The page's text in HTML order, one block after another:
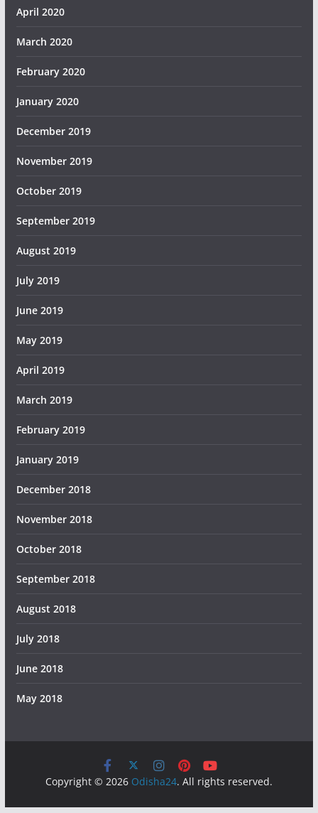
April 2020
March 2020
February 2020
January 2020
December 2019
November 2019
October 2019
September 2019
August 2019
July 2019
June 2019
May 2019
April 2019
March 2019
February 2019
January 2019
December 2018
November 2018
October 2018
September 2018
August 2018
July 2018
June 2018
May 2018
Copyright © 2026 Odisha24. All rights reserved.